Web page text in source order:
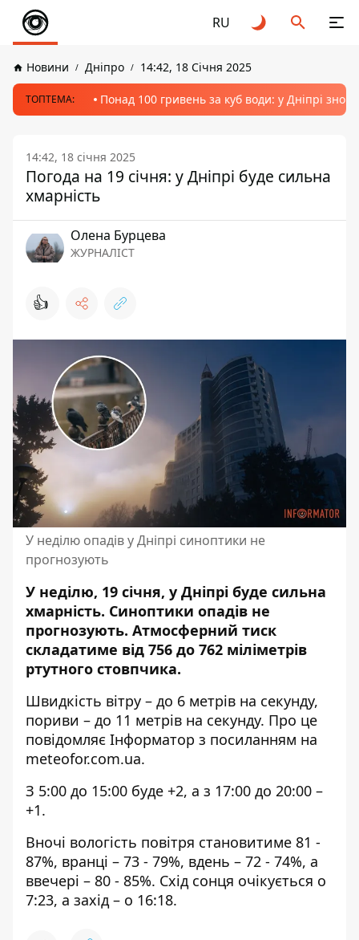
RU
Новини Дніпро 14:42, 18 Січня 2025
ТОПТЕМА: Понад 100 гривень за куб води: у Дніпрі
14:42, 18 січня 2025
Погода на 19 січня: у Дніпрі буде сильна
хмарність
Олена Бурцева
ЖУРНАЛІСТ
👍
У неділю опадів у Дніпрі синоптики не
прогнозують
У неділю, 19 січня, у Дніпрі буде сильна
хмарність. Синоптики опадів не
прогнозують. Атмосферний тиск
складатиме від 756 до 762 міліметрів
ртутного стовпчика.
Швидкість вітру – до 6 метрів на секунду,
пориви – до 11 метрів на секунду. Про це
повідомляє Інформатор з посиланням на
meteofor.com.ua.
З 5:00 до 15:00 буде +2, а з 17:00 до 20:00 –
+1.
Вночі вологість повітря становитиме 81 -
87%, вранці – 73 - 79%, вдень – 72 - 74%, а
ввечері – 80 - 85%. Схід сонця очікується о
7:23, а захід – о 16:18.